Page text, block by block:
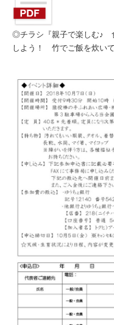
◎チラシ『親子で楽しむ♪
しよう！ 竹でご飯を炊いて